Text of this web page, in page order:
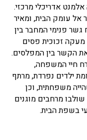
אדריכלי מרכזי.
אל עומק הבית, ומאיר
פנימי המחבר בין
מעקה זכוכית פסים
הקשר בין המפלסים.
חיי המשפחה,
ילדים נפרדת, מרתף
משפחתית, וכן
מרחבים מוגנים
בשפת הבית.